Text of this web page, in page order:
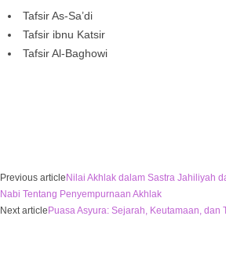
Tafsir As-Sa’di
Tafsir ibnu Katsir
Tafsir Al-Baghowi
Previous articleNilai Akhlak dalam Sastra Jahiliyah
Nabi Tentang Penyempurnaan Akhlak
Next articlePuasa Asyura: Sejarah, Keutamaan, dan